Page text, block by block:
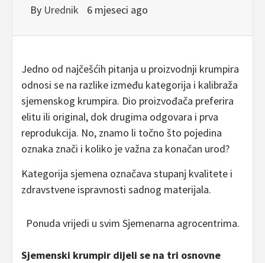
By Urednik 6 mjeseci ago
Jedno od najčešćih pitanja u proizvodnji krumpira
odnosi se na razlike između kategorija i kalibraža
sjemenskog krumpira. Dio proizvođača preferira
elitu ili original, dok drugima odgovara i prva
reprodukcija. No, znamo li točno što pojedina
oznaka znači i koliko je važna za konačan urod?
Kategorija sjemena označava stupanj kvalitete i
zdravstvene ispravnosti sadnog materijala.
Ponuda vrijedi u svim Sjemenarna agrocentrima.
Sjemenski krumpir dijeli se na tri osnovne